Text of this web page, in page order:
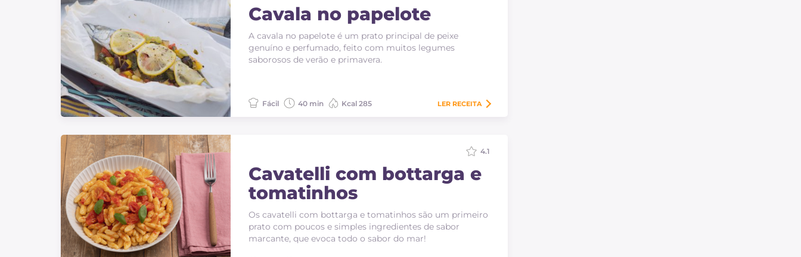
Cavala no papelote
A cavala no papelote é um prato principal de peixe
genuíno e perfumado, feito com muitos legumes
saborosos de verão e primavera.
Fácil 40 min Kcal 285 LER RECEITA
Cavatelli com bottarga e
tomatinhos
Os cavatelli com bottarga e tomatinhos são um primeiro
prato com poucos e simples ingredientes de sabor
marcante, que evoca todo o sabor do mar!
4.1